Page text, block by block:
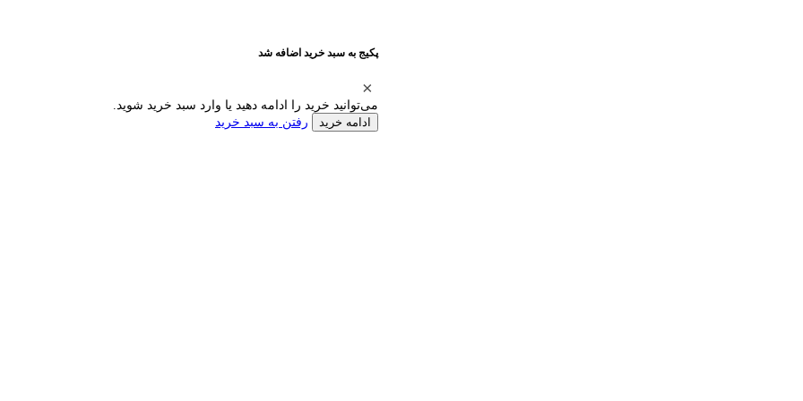
پکیج به سبد خرید اضافه شد
می‌توانید خرید را ادامه دهید یا وارد سبد خرید شوید.
ادامه خرید رفتن به سبد خرید